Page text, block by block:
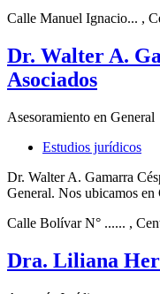
Calle Manuel Ignacio... ,
Dr. Walter A.
Asociados
Asesoramiento en General
Estudios jurídicos
Dr. Walter A. Gamarra
General. Nos ubicamos en
Calle Bolívar N° ...... ,
Dra. Liliana